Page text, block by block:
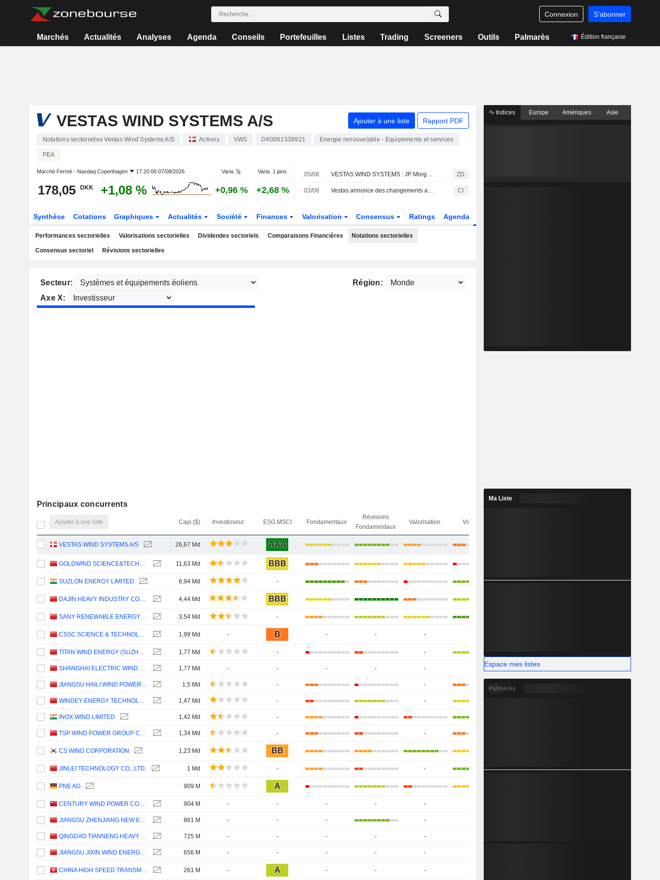
Connexion S'abonner
Marchés Actualités Analyses Agenda Conseils Portefeuilles Listes Trading Screeners Outils Palmarès Édition française
VESTAS WIND SYSTEMS A/S Ajouter à une liste Rapport PDF
Notations sectorielles Vestas Wind Systems A/S Actions VWS DK0061539921 Energie renouvelable - Equipements et services
PEA
Marché Fermé - Nasdaq Copenhagen 17:20:00 07/08/2026 Varia. 5j. Varia. 1 janv.
178,05 DKK +1,08 % +0,96 % +2,68 %
05/08 VESTAS WIND SYSTEMS : JP Morgan réitère son opinion positive sur le titre ZD
03/08 Vestas annonce des changements au sein de sa direction CI
Synthèse Cotations Graphiques Actualités Société Finances Valorisation Consensus Ratings Agenda
Performances sectorielles Valorisations sectorielles Dividendes sectoriels Comparaisons Financières Notations sectorielles
Consensus sectoriel Révisions sectorielles
Secteur:
Région:
Axe X:
Principaux concurrents
Ajouter à une liste Capi.($) Investisseur ESG MSCI Fondamentaux
Révisions
Fondamentaux
Valorisation Visibilité
VESTAS WIND SYSTEMS A/S 26,67 Md AAA
GOLDWIND SCIENCE&TECHNOLOGY CO., LTD. 11,63 Md BBB
SUZLON ENERGY LIMITED 6,94 Md -
DAJIN HEAVY INDUSTRY CO.,LTD. 4,44 Md BBB
SANY RENEWABLE ENERGY CO.,LTD. 3,54 Md -
CSSC SCIENCE & TECHNOLOGY CO., LTD 1,99 Md - B - - -
TITAN WIND ENERGY (SUZHOU) CO.,LTD 1,77 Md - -
SHANGHAI ELECTRIC WIND POWER GROUP CO., LTD. 1,77 Md - - - - - -
JIANGSU HAILI WIND POWER EQUIPMENT TECHNOLOGY CO., LTD. 1,5 Md - -
WINDEY ENERGY TECHNOLOGY GROUP CO., LTD. 1,47 Md - -
INOX WIND LIMITED 1,42 Md -
TSP WIND POWER GROUP CO., LTD. 1,34 Md - -
CS WIND CORPORATION 1,23 Md BB
JINLEI TECHNOLOGY CO., LTD. 1 Md - -
PNE AG 909 M A
CENTURY WIND POWER CO., LTD. 904 M - - - - -
JIANGSU ZHENJIANG NEW ENERGY EQUIPMENT CO., LTD. 861 M - - - -
QINGDAO TIANNENG HEAVY INDUSTRIES CO.,LTD 725 M - - - - -
JIANGSU JIXIN WIND ENERGY TECHNOLOGY CO., LTD. 656 M - - - - -
CHINA HIGH SPEED TRANSMISSION EQUIPMENT GROUP CO., LTD. 261 M - A - - -
Indices Europe Amériques Asie
Ma Liste
Espace mes listes
Palmarès